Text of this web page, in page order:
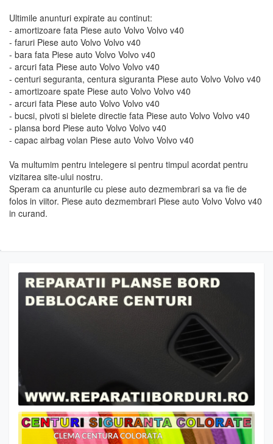
Ultimile anunturi expirate au continut:
- amortizoare fata Piese auto Volvo Volvo v40
- faruri Piese auto Volvo Volvo v40
- bara fata Piese auto Volvo Volvo v40
- arcuri fata Piese auto Volvo Volvo v40
- centuri seguranta, centura siguranta Piese auto Volvo Volvo v40
- amortizoare spate Piese auto Volvo Volvo v40
- arcuri fata Piese auto Volvo Volvo v40
- bucsi, pivoti si bielete directie fata Piese auto Volvo Volvo v40
- plansa bord Piese auto Volvo Volvo v40
- capac airbag volan Piese auto Volvo Volvo v40
Va multumim pentru intelegere si pentru timpul acordat pentru
vizitarea site-ului nostru.
Speram ca anunturile cu piese auto dezmembrari sa va fie de
folos in viitor. Piese auto dezmembrari Piese auto Volvo Volvo v40
in curand.